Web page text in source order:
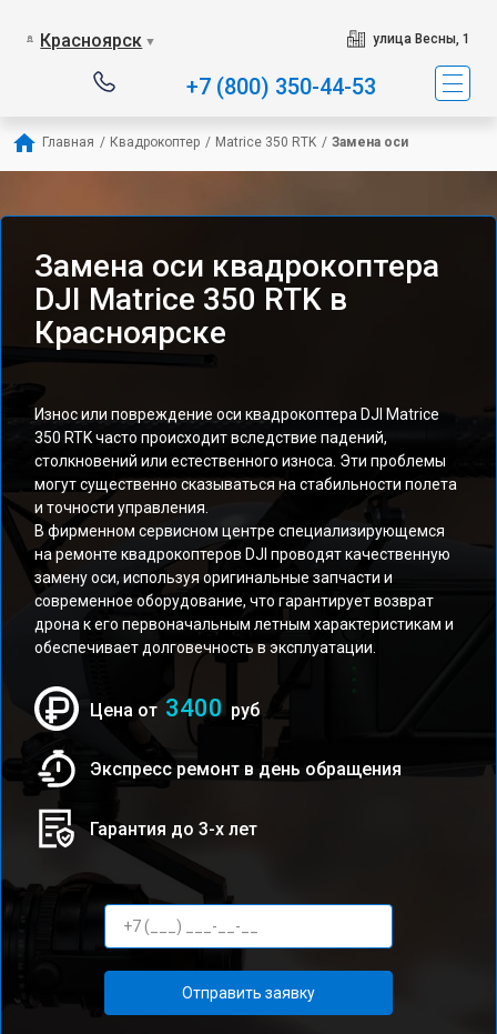
Красноярск ▼ улица Весны, 1
+7 (800) 350-44-53
Главная / Квадрокоптер / Matrice 350 RTK / Замена оси
Замена оси квадрокоптера
DJI Matrice 350 RTK в
Красноярске
Износ или повреждение оси квадрокоптера DJI Matrice
350 RTK часто происходит вследствие падений,
столкновений или естественного износа. Эти проблемы
могут существенно сказываться на стабильности полета
и точности управления.
В фирменном сервисном центре специализирующемся
на ремонте квадрокоптеров DJI проводят качественную
замену оси, используя оригинальные запчасти и
современное оборудование, что гарантирует возврат
дрона к его первоначальным летным характеристикам и
обеспечивает долговечность в эксплуатации.
Цена от 3400 руб
Экспресс ремонт в день обращения
Гарантия до 3-х лет
Отправить заявку